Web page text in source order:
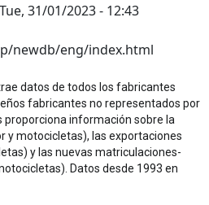
Tue, 31/01/2023 - 12:43
Manufacturers'
newdb/eng/index.html
datos de todos los fabricantes
fabricantes no representados por
proporciona información sobre la
y motocicletas), las exportaciones
y las nuevas matriculaciones-
Datos desde 1993 en